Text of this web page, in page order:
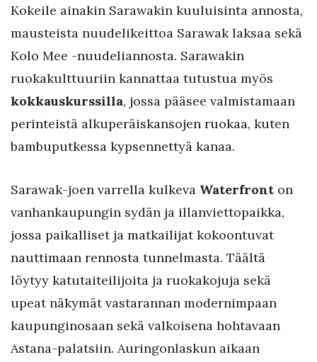
Kokeile ainakin Sarawakin kuuluisinta annosta,
mausteista nuudelikeittoa Sarawak laksaa sekä
Kolo Mee -nuudeliannosta. Sarawakin
ruokakulttuuriin kannattaa tutustua myös
kokkauskurssilla, jossa pääsee valmistamaan
perinteistä alkuperäiskansojen ruokaa, kuten
bambuputkessa kypsennettyä kanaa.
Sarawak-joen varrella kulkeva Waterfront on
vanhankaupungin sydän ja illanviettopaikka,
jossa paikalliset ja matkailijat kokoontuvat
nauttimaan rennosta tunnelmasta. Täältä
löytyy katutaiteilijoita ja ruokakojuja sekä
upeat näkymät vastarannan modernimpaan
kaupunginosaan sekä valkoisena hohtavaan
Astana-palatsiin. Auringonlaskun aikaan